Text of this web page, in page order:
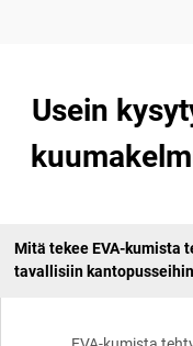
Usein
Mitä tekee EVA-kumista
tavallisiin